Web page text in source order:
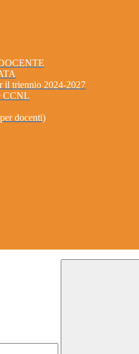
il triennio 2024-2027
CCNL
docenti)